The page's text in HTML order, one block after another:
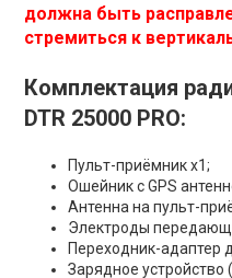
должна быть
стремиться к
Комплектация
DTR 25000 PRO:
Пульт-приёмник x1;
Ошейник с GPS
Антенна на пульт-
Электроды
Переходник-адаптер
Зарядное устройство